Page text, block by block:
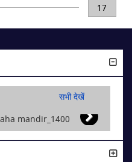
17
सभी देखें